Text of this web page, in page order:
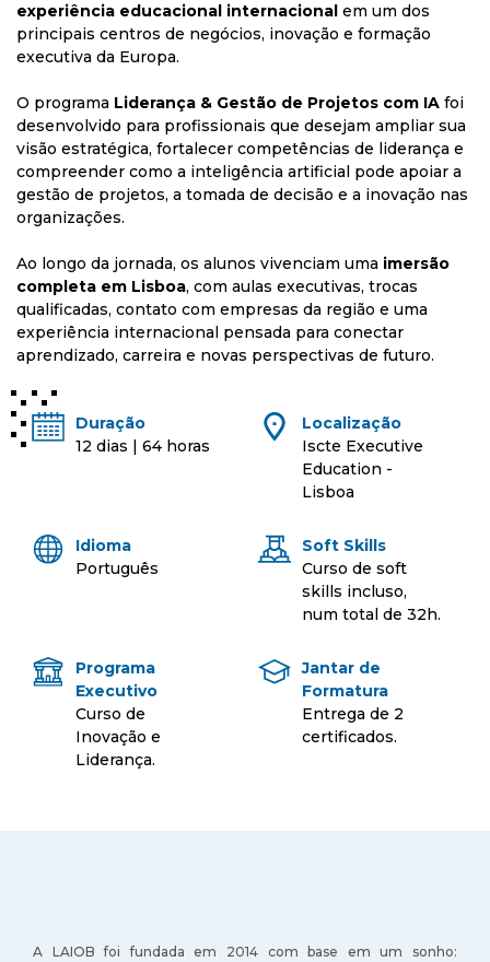
experiência educacional internacional em um dos
principais centros de negócios, inovação e formação
executiva da Europa.
O programa Liderança & Gestão de Projetos com IA foi
desenvolvido para profissionais que desejam ampliar sua
visão estratégica, fortalecer competências de liderança e
compreender como a inteligência artificial pode apoiar a
gestão de projetos, a tomada de decisão e a inovação nas
organizações.
Ao longo da jornada, os alunos vivenciam uma imersão
completa em Lisboa, com aulas executivas, trocas
qualificadas, contato com empresas da região e uma
experiência internacional pensada para conectar
aprendizado, carreira e novas perspectivas de futuro.
Duração
12 dias | 64 horas
Localização
Iscte Executive
Education -
Lisboa
Idioma
Português
Soft Skills
Curso de soft
skills incluso,
num total de 32h.
Programa
Executivo
Curso de
Inovação e
Liderança.
Jantar de
Formatura
Entrega de 2
certificados.
A LAIOB foi fundada em 2014 com base em um sonho: